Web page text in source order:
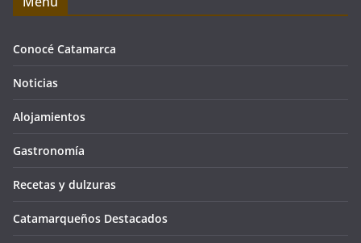
Conocé Catamarca
Noticias
Alojamientos
Gastronomía
Recetas y dulzuras
Catamarqueños Destacados